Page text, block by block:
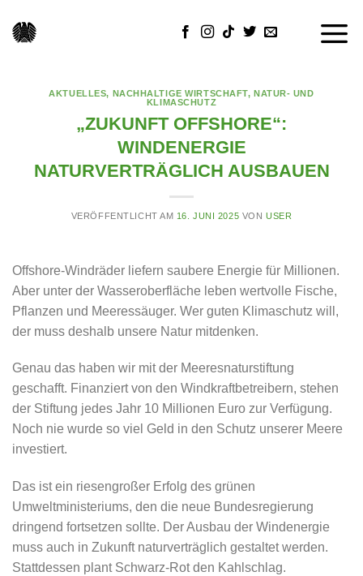
AKTUELLES, NACHHALTIGE WIRTSCHAFT, NATUR- UND
KLIMASCHUTZ
„ZUKUNFT OFFSHORE“:
WINDENERGIE
NATURVERTRÄGLICH AUSBAUEN
VERÖFFENTLICHT AM 16. JUNI 2025 VON USER
Offshore-Windräder liefern saubere Energie für Millionen.
Aber unter der Wasseroberfläche leben wertvolle Fische,
Pflanzen und Meeressäuger. Wer guten Klimaschutz will,
der muss deshalb unsere Natur mitdenken.
Genau das haben wir mit der Meeresnaturstiftung
geschafft. Finanziert von den Windkraftbetreibern, stehen
der Stiftung jedes Jahr 10 Millionen Euro zur Verfügung.
Noch nie wurde so viel Geld in den Schutz unserer Meere
investiert.
Das ist ein riesengroßer Erfolg des grünen
Umweltministeriums, den die neue Bundesregierung
dringend fortsetzen sollte. Der Ausbau der Windenergie
muss auch in Zukunft naturverträglich gestaltet werden.
Stattdessen plant Schwarz-Rot den Kahlschlag.